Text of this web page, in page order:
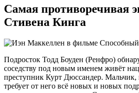
Самая противоречивая
Стивена Кинга
Подросток Тодд Боуден (Ренфро)
соседству под новым именем живёт
преступник Курт Дюссандер. Мальчик,
требует от него всё новых и новых